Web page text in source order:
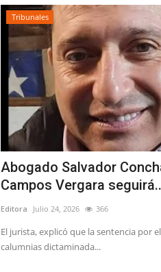
Tribunales
Abogado Salvador
Campos Vergara
Editora Julio 24, 2026 366
El jurista, explicó que la sentencia por
calumnias dictaminada...